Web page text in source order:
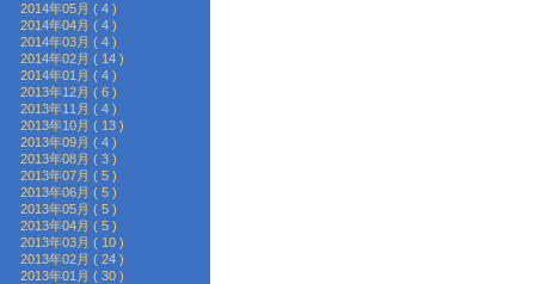
2014年05月 ( 4 )
2014年04月 ( 4 )
2014年03月 ( 4 )
2014年02月 ( 14 )
2014年01月 ( 4 )
2013年12月 ( 6 )
2013年11月 ( 4 )
2013年10月 ( 13 )
2013年09月 ( 4 )
2013年08月 ( 3 )
2013年07月 ( 5 )
2013年06月 ( 5 )
2013年05月 ( 5 )
2013年04月 ( 5 )
2013年03月 ( 10 )
2013年02月 ( 24 )
2013年01月 ( 30 )